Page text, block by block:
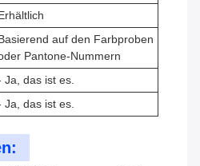
auf den Farbproben
Pantone-Nummern
Ja, das ist es.
Ja, das ist es.